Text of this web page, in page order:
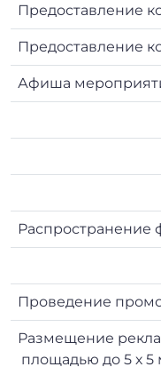
Предоставление
Предоставление
Афиша
Распространение
Проведение
Размещение
площадью до 5 х 5